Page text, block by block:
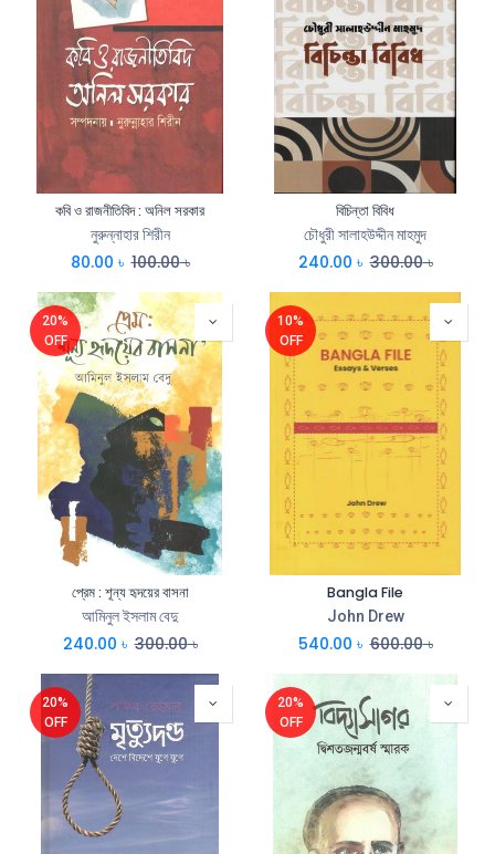
কবি ও রাজনীতিবিদ : অনিল সরকার
নুরুন্নাহার শিরীন
80.00 ৳ 100.00৳
বিচিন্তা বিবিধ
চৌধুরী সালাহউদ্দীন মাহমুদ
240.00 ৳ 300.00৳
20%
OFF
প্রেম : শূন্য হৃদয়ের বাসনা
আমিনুল ইসলাম বেদু
240.00 ৳ 300.00৳
10%
OFF
Bangla File
John Drew
540.00 ৳ 600.00৳
20%
OFF
20%
OFF